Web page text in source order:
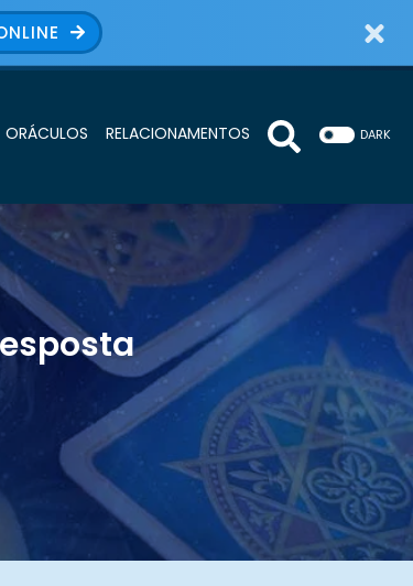
ORÁCULOS RELACIONAMENTOS DARK